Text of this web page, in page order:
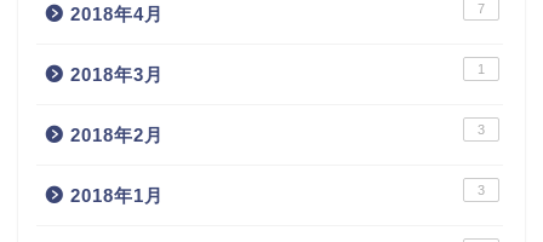
2018年4月 7
2018年3月 1
2018年2月 3
2018年1月 3